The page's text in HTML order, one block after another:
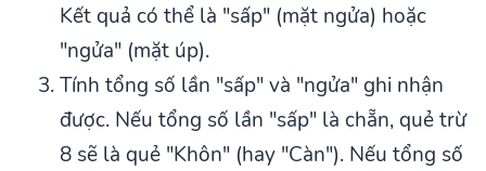
Kết quả có thể là "sấp" (mặt ngửa) hoặc
"ngửa" (mặt úp).
Tính tổng số lần "sấp" và "ngửa" ghi nhận
được. Nếu tổng số lần "sấp" là chẵn, quẻ trừ
8 sẽ là quẻ "Khôn" (hay "Càn"). Nếu tổng số